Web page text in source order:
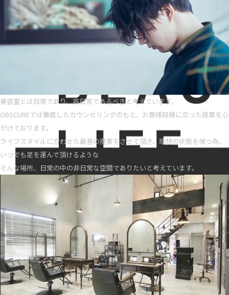
美容室とは日常であり、非日常であるべきと考えています。
OBSCUREでは徹底したカウンセリングのもと、お客様目線に立った提案を心
がけております。
ライフスタイルに合わせた最善の提案をさせて頂き、理想の状態を保つ為、
いつでも足を運んで頂けるような
そんな場所、日常の中の非日常な空間でありたいと考えています。